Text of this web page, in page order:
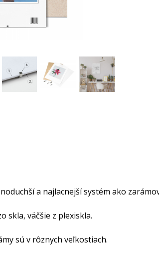
a najlacnejší systém ako
skla, väčšie z plexiskla.
sú v rôznych veľkostiach.